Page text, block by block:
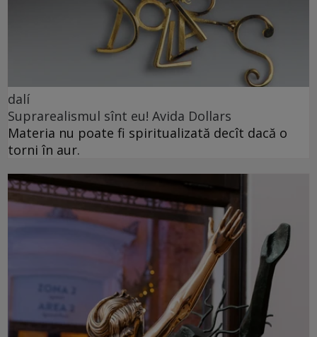
dalí
Suprarealismul sînt eu! Avida Dollars
Materia nu poate fi spiritualizată decît dacă o
torni în aur.